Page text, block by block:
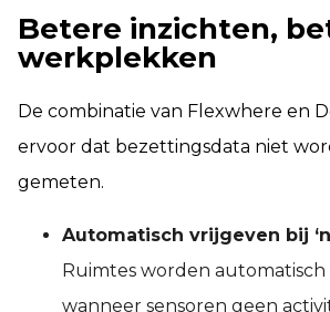
Betere inzichten,
werkplekken
De combinatie van Flexwhere en
ervoor dat bezettingsdata niet
gemeten.
Automatisch vrijgeven bij
Ruimtes worden
wanneer sensoren geen